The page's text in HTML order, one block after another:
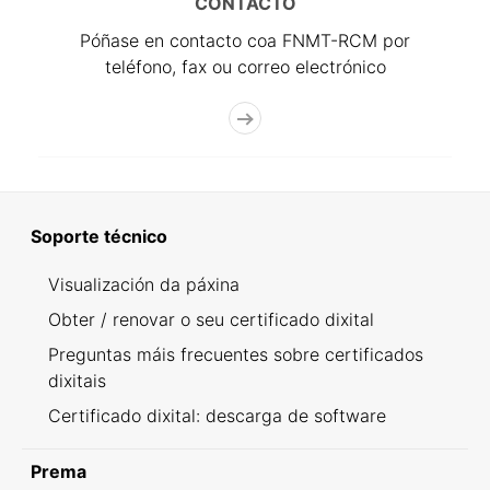
Póñase en contacto coa FNMT-RCM por
teléfono, fax ou correo electrónico
Soporte técnico
Visualización da páxina
Obter / renovar o seu certificado dixital
Preguntas máis frecuentes sobre certificados
dixitais
Certificado dixital: descarga de software
Prema